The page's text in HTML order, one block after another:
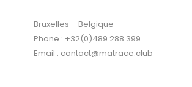
Bruxelles – Belgique
Phone : +32(0)489.288.399
Email : contact@matrace.club